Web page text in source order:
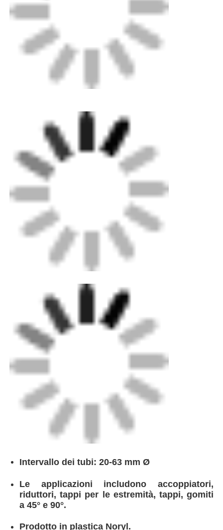
Apparecchi di fusione elettrica
Fabbricazione a partire da materiali di cui all'allegato 3
Raccordi di transizione
Macchine per la saldatura ad elettrodifusione
Strumento di fusione del sedere
Strumenti per l'elettrofusione
Accessori per la fusione del sedere
Macchina per estrusore manuale
Intervallo dei tubi: 20-63 mm Ø
Le applicazioni includono accoppiatori,
riduttori, tappi per le estremità, tappi, gomiti
a 45° e 90°.
Prodotto in plastica Noryl.